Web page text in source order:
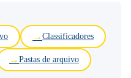
Classificadores
Pastas de arquivo